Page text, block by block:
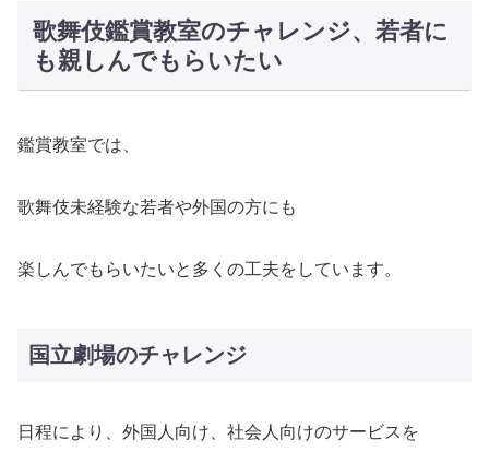
歌舞伎鑑賞教室のチャレンジ、若者に
も親しんでもらいたい
鑑賞教室では、
歌舞伎未経験な若者や外国の方にも
楽しんでもらいたいと多くの工夫をしています。
国立劇場のチャレンジ
日程により、外国人向け、社会人向けのサービスを